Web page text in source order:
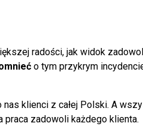
radości, jak widok
o tym przykrym
klienci z całej Polski. A
praca zadowoli każdego klienta.